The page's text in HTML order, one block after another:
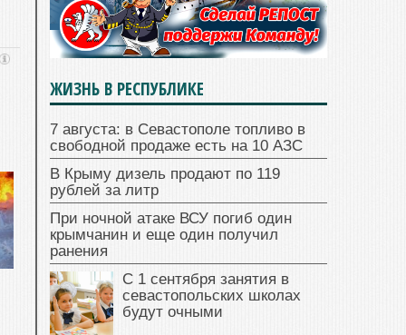
ЖИЗНЬ В РЕСПУБЛИКЕ
7 августа: в Севастополе топливо в
свободной продаже есть на 10 АЗС
В Крыму дизель продают по 119
рублей за литр
При ночной атаке ВСУ погиб один
крымчанин и еще один получил
ранения
С 1 сентября занятия в
севастопольских школах
будут очными